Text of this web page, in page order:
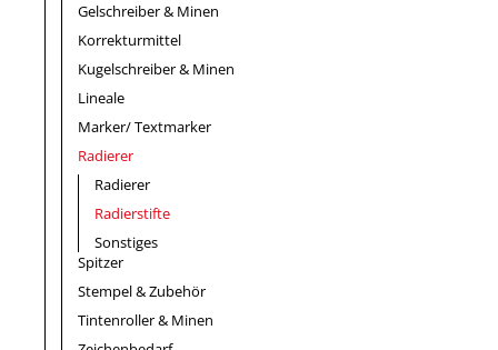
Gelschreiber & Minen
Korrekturmittel
Kugelschreiber & Minen
Lineale
Marker/ Textmarker
Radierer
Radierer
Radierstifte
Sonstiges
Spitzer
Stempel & Zubehör
Tintenroller & Minen